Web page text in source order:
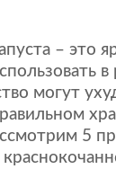
– это
могут
5